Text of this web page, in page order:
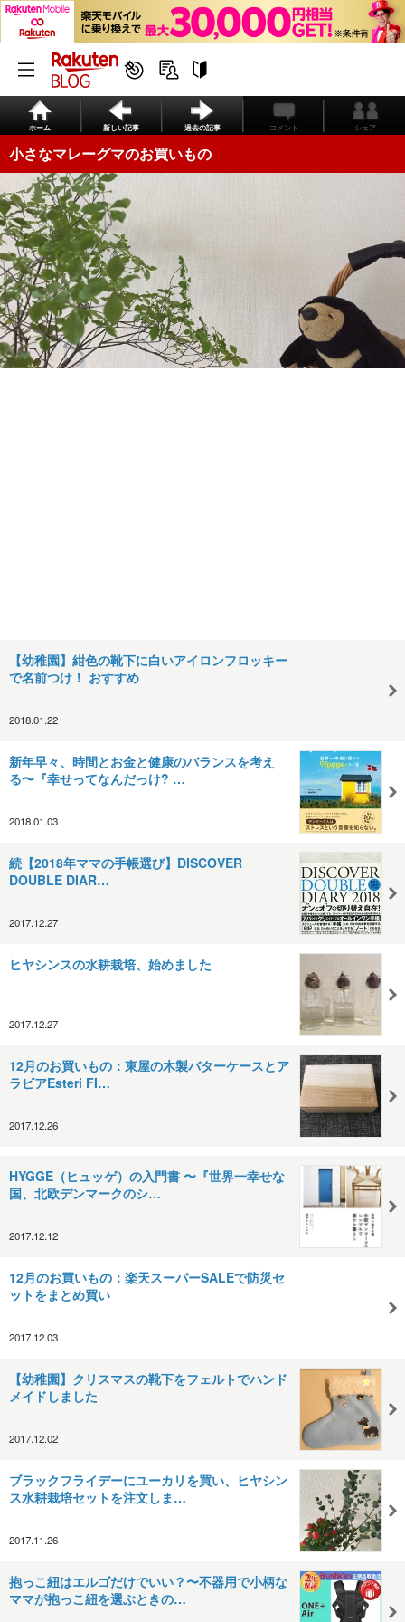
ホーム 新しい記事 過去の記事 コメント シェア
小さなマレーグマのお買いもの
【幼稚園】紺色の靴下に白いアイロンフロッキー
で名前つけ！ おすすめ
2018.01.22
新年早々、時間とお金と健康のバランスを考え
る〜『幸せってなんだっけ? …
2018.01.03
続【2018年ママの手帳選び】DISCOVER
DOUBLE DIAR…
2017.12.27
ヒヤシンスの水耕栽培、始めました
2017.12.27
12月のお買いもの：東屋の木製バターケースとア
ラビアEsteri FI…
2017.12.26
HYGGE（ヒュッゲ）の入門書 〜『世界一幸せな
国、北欧デンマークのシ…
2017.12.12
12月のお買いもの：楽天スーパーSALEで防災セ
ットをまとめ買い
2017.12.03
【幼稚園】クリスマスの靴下をフェルトでハンド
メイドしました
2017.12.02
ブラックフライデーにユーカリを買い、ヒヤシン
ス水耕栽培セットを注文しま…
2017.11.26
抱っこ紐はエルゴだけでいい？〜不器用で小柄な
ママが抱っこ紐を選ぶときの…